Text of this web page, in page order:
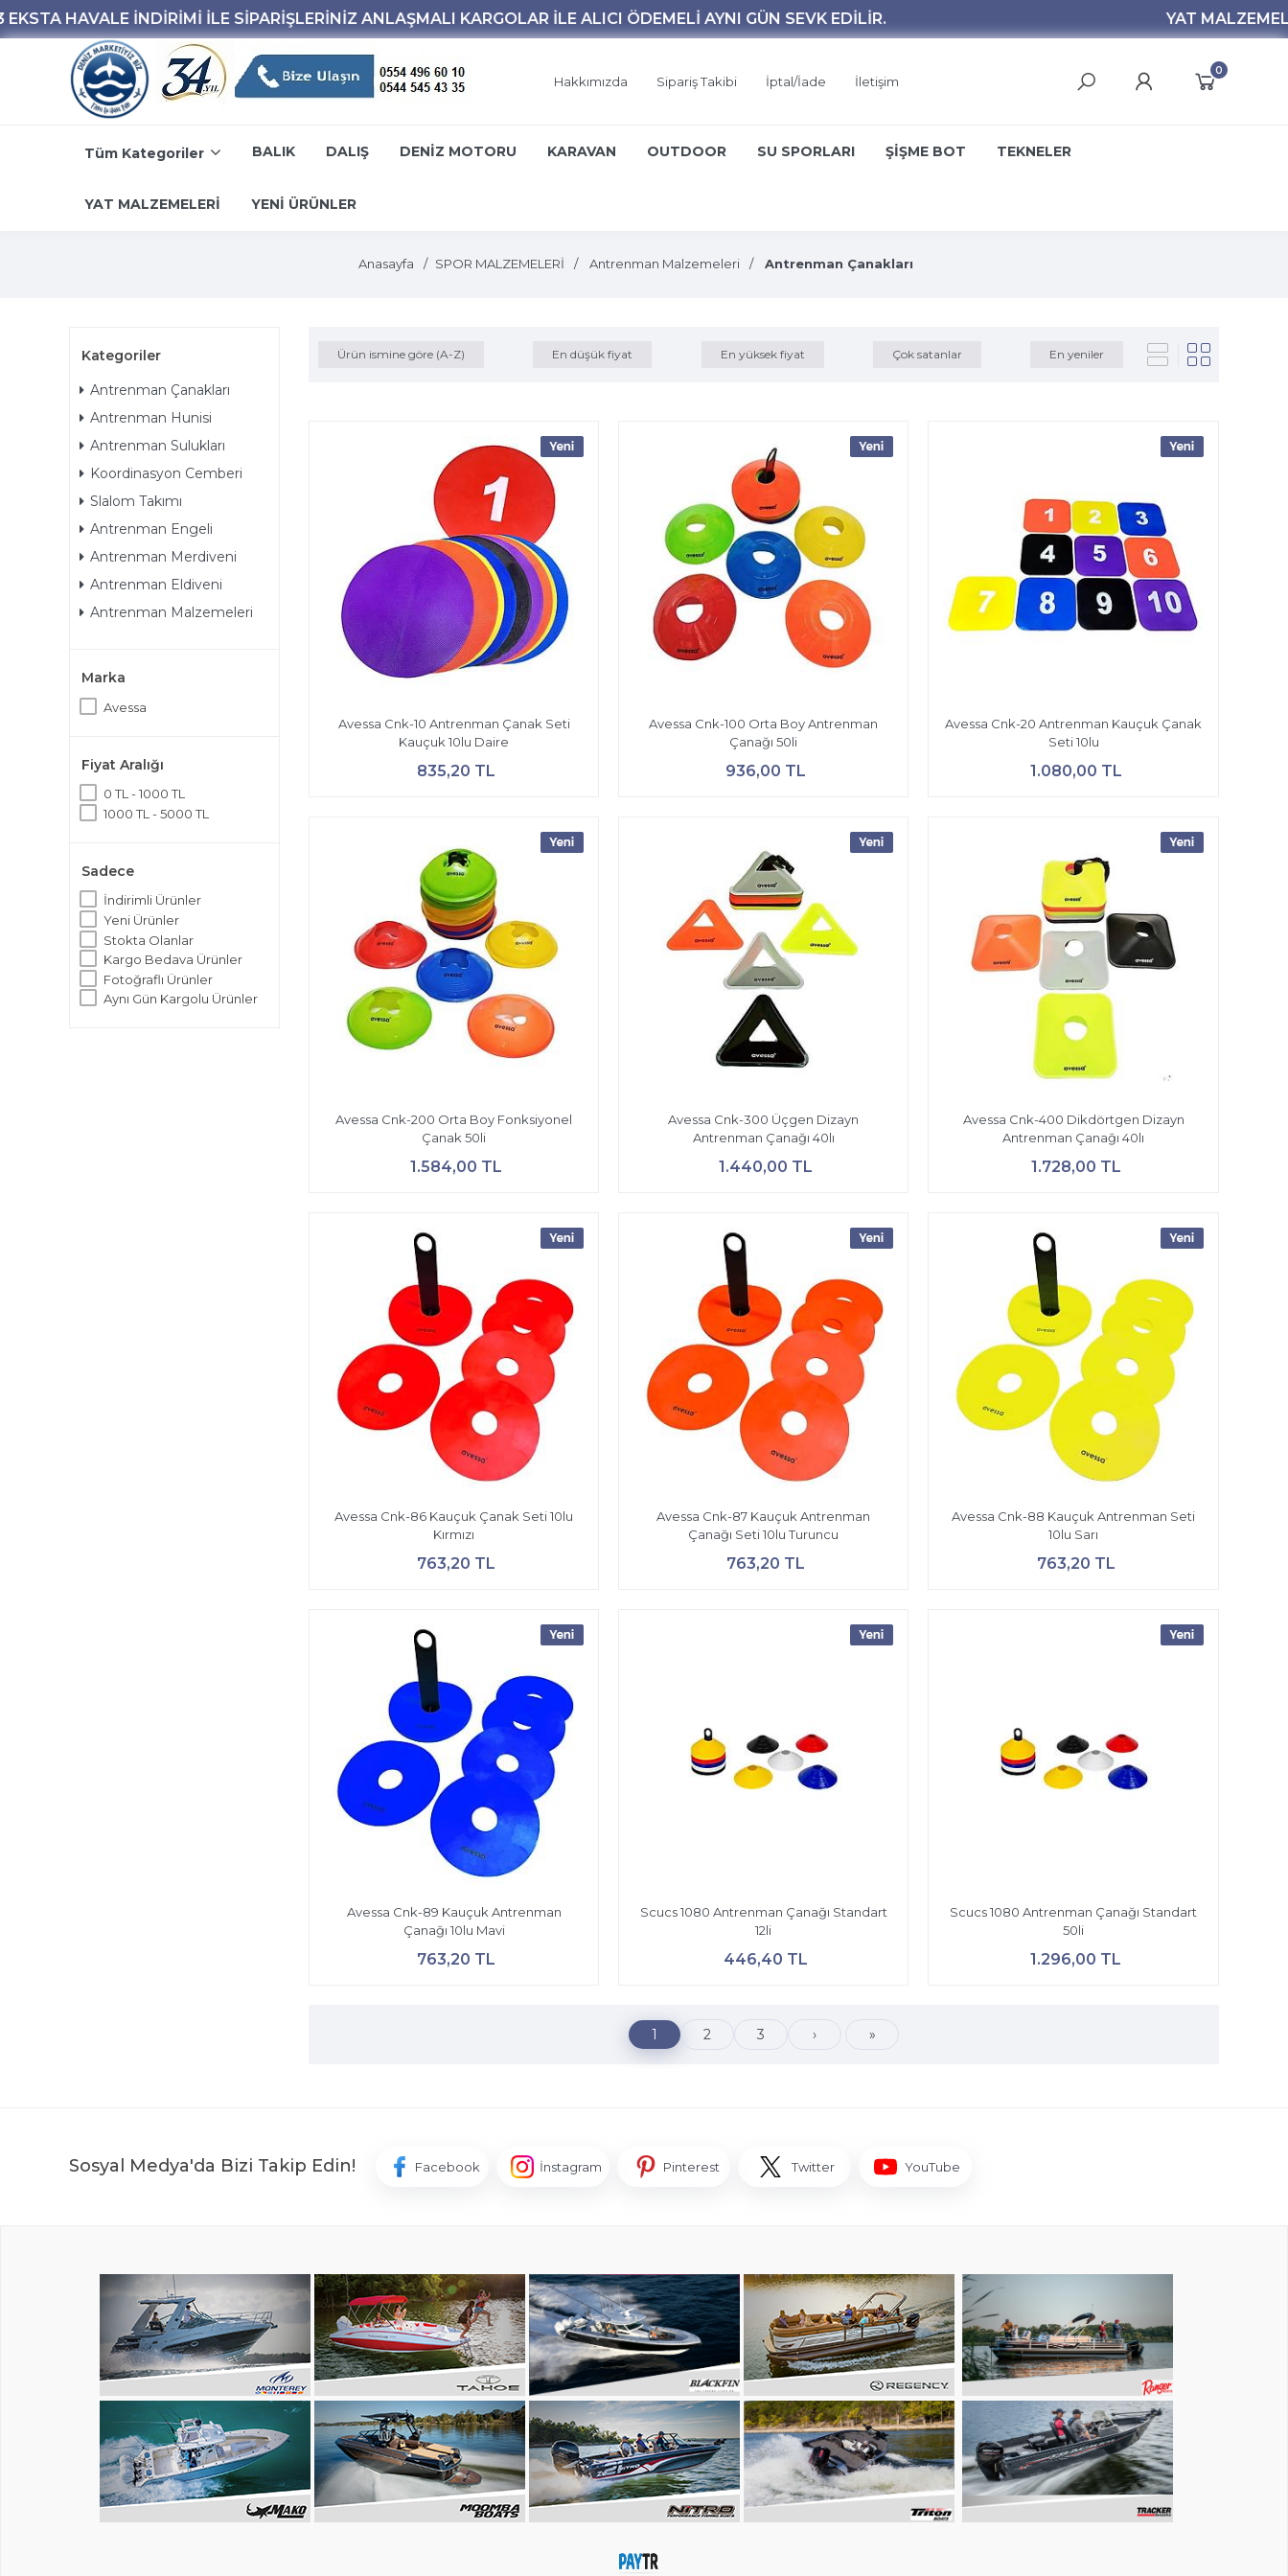
Hakkımızda Sipariş Takibi İptal/İade İletişim
0
Tüm Kategoriler BALIK DALIŞ DENİZ MOTORU KARAVAN OUTDOOR SU SPORLARI ŞİŞME BOT TEKNELER
YAT MALZEMELERİ YENİ ÜRÜNLER
Anasayfa SPOR MALZEMELERİ Antrenman Malzemeleri Antrenman Çanakları
Kategoriler
Antrenman Çanakları
Antrenman Hunisi
Antrenman Sulukları
Koordinasyon Cemberi
Slalom Takımı
Antrenman Engeli
Antrenman Merdiveni
Antrenman Eldiveni
Antrenman Malzemeleri
Marka
Avessa
Fiyat Aralığı
0 TL - 1000 TL
1000 TL - 5000 TL
Sadece
İndirimli Ürünler
Yeni Ürünler
Stokta Olanlar
Kargo Bedava Ürünler
Fotoğraflı Ürünler
Aynı Gün Kargolu Ürünler
Ürün ismine göre (A-Z) En düşük fiyat En yüksek fiyat Çok satanlar En yeniler
Avessa Cnk-10 Antrenman Çanak Seti
Kauçuk 10lu Daire
835,20 TL
Avessa Cnk-100 Orta Boy Antrenman
Çanağı 50li
936,00 TL
Avessa Cnk-20 Antrenman Kauçuk Çanak
Seti 10lu
1.080,00 TL
Avessa Cnk-200 Orta Boy Fonksiyonel
Çanak 50li
1.584,00 TL
Avessa Cnk-300 Üçgen Dizayn
Antrenman Çanağı 40lı
1.440,00 TL
Avessa Cnk-400 Dikdörtgen Dizayn
Antrenman Çanağı 40lı
1.728,00 TL
Avessa Cnk-86 Kauçuk Çanak Seti 10lu
Kırmızı
763,20 TL
Avessa Cnk-87 Kauçuk Antrenman
Çanağı Seti 10lu Turuncu
763,20 TL
Avessa Cnk-88 Kauçuk Antrenman Seti
10lu Sarı
763,20 TL
Avessa Cnk-89 Kauçuk Antrenman
Çanağı 10lu Mavi
763,20 TL
Scucs 1080 Antrenman Çanağı Standart
12li
446,40 TL
Scucs 1080 Antrenman Çanağı Standart
50li
1.296,00 TL
1 2 3 › »
Sosyal Medya'da Bizi Takip Edin! Facebook İnstagram Pinterest Twitter YouTube